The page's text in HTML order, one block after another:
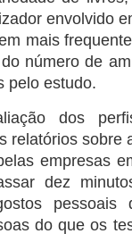
envolvido
mais
número de
pelo estudo.
dos
relatórios sobre
empresas
dez
pessoais
do que os